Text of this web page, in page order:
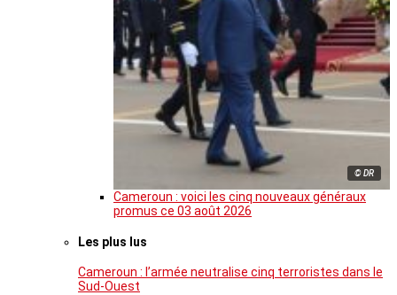
© DR
Cameroun : voici les cinq nouveaux généraux
promus ce 03 août 2026
Les plus lus
Cameroun : l’armée neutralise cinq terroristes dans le
Sud-Ouest